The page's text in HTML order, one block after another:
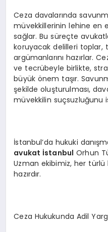
Ceza davalarında
müvekkillerinin lehine en
sağlar. Bu süreçte
koruyacak delilleri toplar,
argümanlarını hazırlar.
ve tecrübeyle birlikte,
büyük önem taşır.
şekilde oluşturulması,
müvekkilin suçsuzluğunu
İstanbul’da hukuki
avukat İstanbul Orhun
Uzman ekibimiz, her
hazırdır.
Ceza Hukukunda Adil